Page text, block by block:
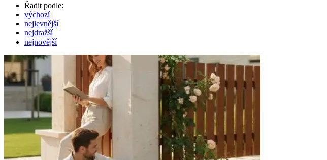
Řadit podle:
výchozí
nejlevnější
nejdražší
nejnovější